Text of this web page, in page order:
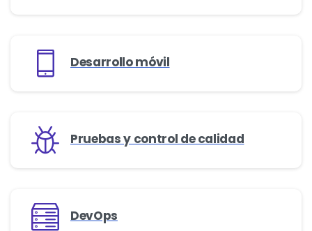
Desarrollo móvil
Pruebas y control de calidad
DevOps